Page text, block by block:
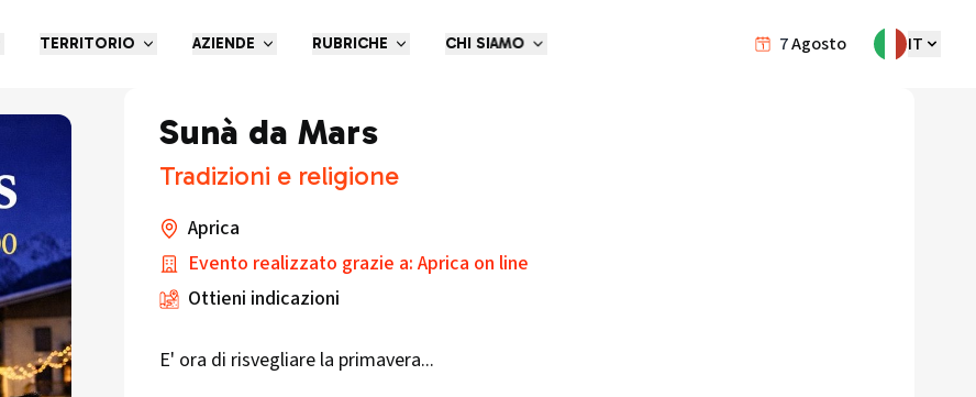
7Agosto IT
TERRITORIO AZIENDE RUBRICHE CHI SIAMO
Sunà da Mars
Tradizioni e religione
Aprica
Evento realizzato grazie a: Aprica on line
Ottieni indicazioni
E' ora di risvegliare la primavera...